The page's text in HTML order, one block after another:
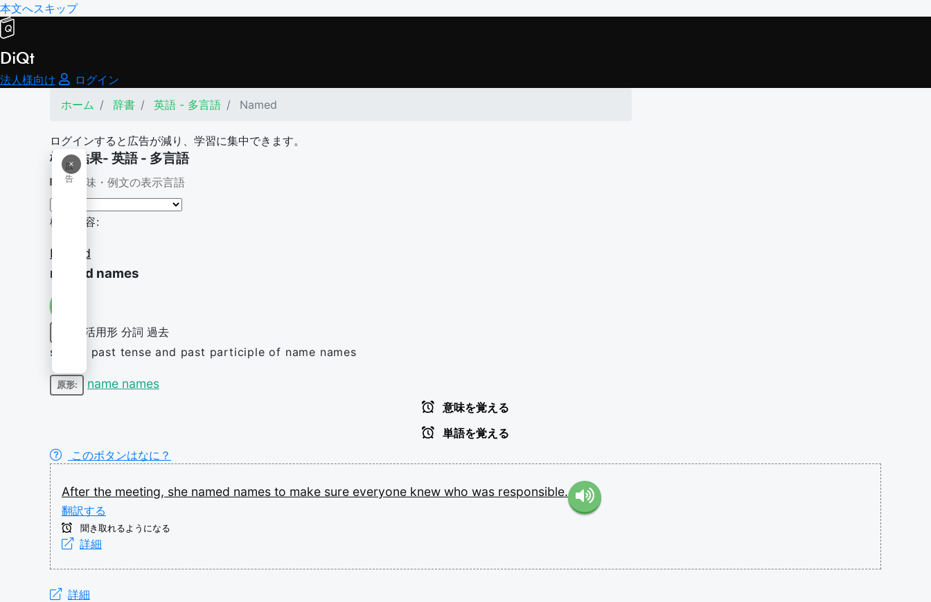
本文へスキップ
DiQt
法人様向け
ログイン
ホーム
辞書 英語 - 多言語 Named
ログインすると広告が減り、学習に集中できます。
×
広
告
検索結果- 英語 - 多言語
意味・例文の表示言語
検索内容:
Named
named names
活用形 分詞 過去
simple past tense and past participle of name names
原形: name names
意味を覚える
単語を覚える
このボタンはなに？
After the meeting, she named names to make sure everyone knew who was responsible.
翻訳する
聞き取れるようになる
詳細
詳細